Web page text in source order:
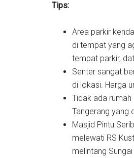
Tips:
Area parkir
di tempat yang
tempat parkir,
Senter sangat
di lokasi. Harga
Tidak ada
Tangerang yang
Masjid Pintu
melewati RS
melintang